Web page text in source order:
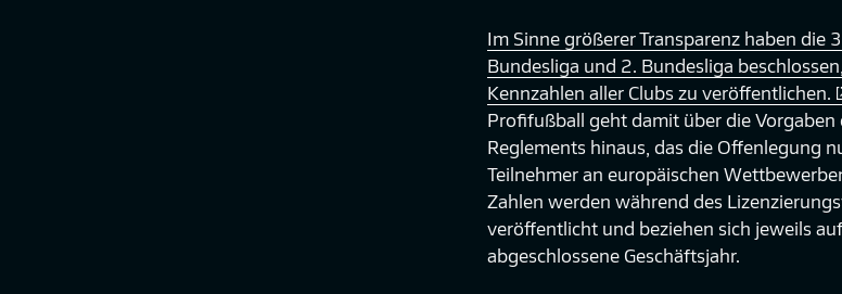
Im Sinne größerer Transparenz haben die
Bundesliga und 2. Bundesliga
Kennzahlen aller Clubs zu veröffentlichen.
Profifußball geht damit über die Vorgaben
Reglements hinaus, das die Offenlegung
Teilnehmer an europäischen
Zahlen werden während des
veröffentlicht und beziehen sich jeweils
abgeschlossene Geschäftsjahr.